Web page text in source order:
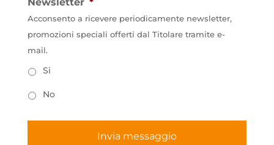
Newsletter *
Acconsento a ricevere periodicamente newsletter,
promozioni speciali offerti dal Titolare tramite e-
mail.
Si
No